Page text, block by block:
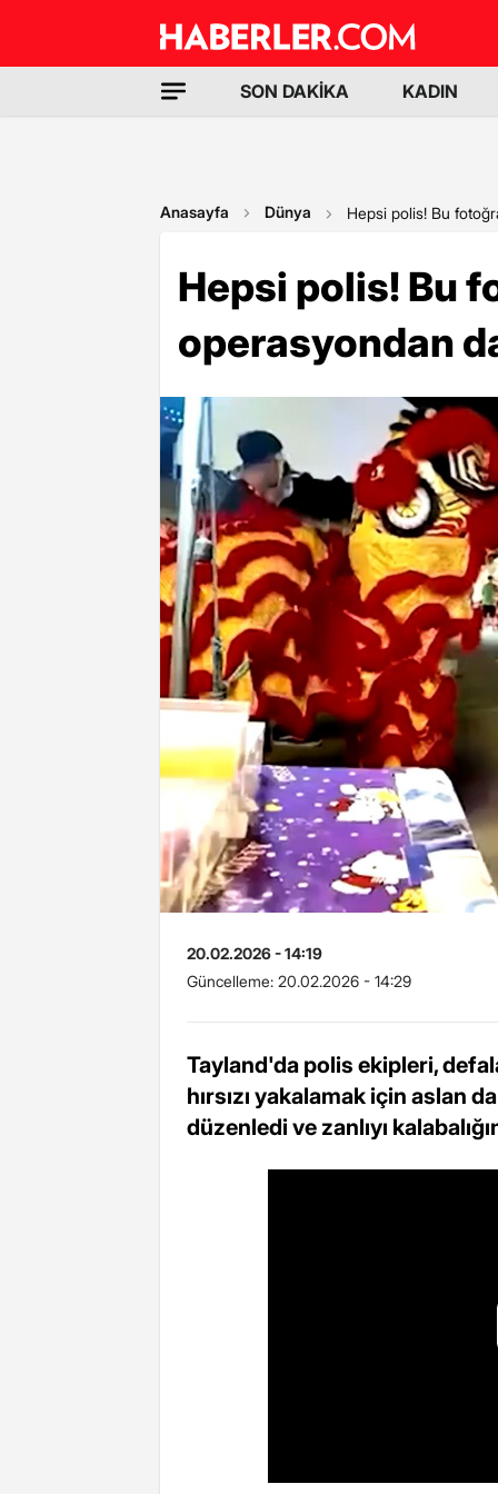
SON DAKİKA KADIN
Anasayfa Dünya Hepsi polis! Bu
Hepsi polis! Bu
operasyondan
20.02.2026 - 14:19
Güncelleme: 20.02.2026 - 14:29
Tayland'da polis ekipleri,
hırsızı yakalamak için aslan
düzenledi ve zanlıyı